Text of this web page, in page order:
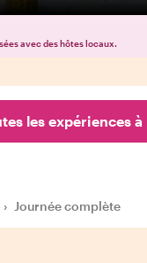
avec des hôtes locaux.
les expériences à
› Journée complète